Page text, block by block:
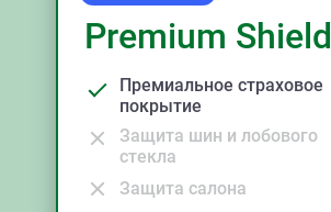
Premium Shield
Премиальное страховое
покрытие
Защита шин и лобового
стекла
Защита салона